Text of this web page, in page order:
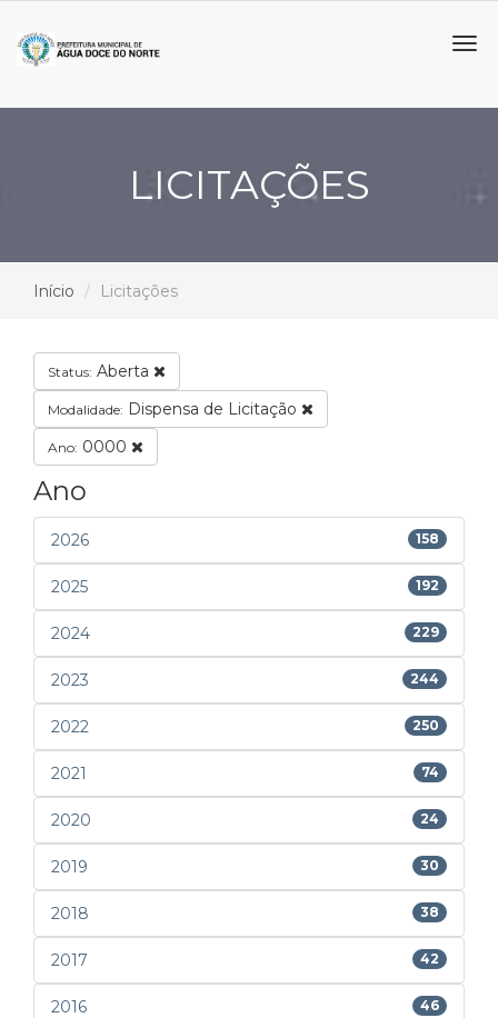
LICITAÇÕES
Início Licitações
Status: Aberta
Modalidade: Dispensa de Licitação
Ano: 0000
Ano
2026 158
2025 192
2024 229
2023 244
2022 250
2021 74
2020 24
2019 30
2018 38
2017 42
2016 46